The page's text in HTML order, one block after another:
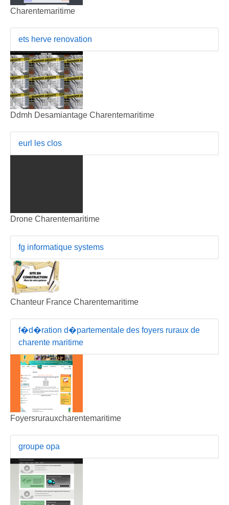
Charentemaritime
ets herve renovation
Ddmh Desamiantage Charentemaritime
eurl les clos
Drone Charentemaritime
fg informatique systems
Chanteur France Charentemaritime
f�d�ration d�partementale des foyers ruraux de
charente maritime
Foyersrurauxcharentemaritime
groupe opa